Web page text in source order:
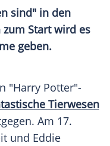
sind" in den
Start wird es
geben.
"Harry Potter"-
Tierwesen
Am 17.
und Eddie